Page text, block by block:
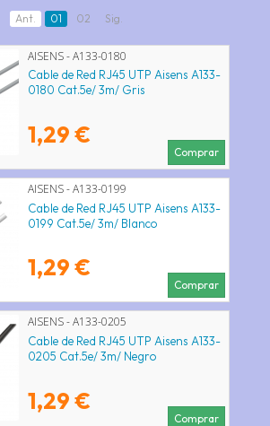
Ant. 01 02 Sig.
AISENS - A133-0180
Cable de Red RJ45 UTP Aisens A133-
0180 Cat.5e/ 3m/ Gris
1,29 €
Comprar
AISENS - A133-0199
Cable de Red RJ45 UTP Aisens A133-
0199 Cat.5e/ 3m/ Blanco
1,29 €
Comprar
AISENS - A133-0205
Cable de Red RJ45 UTP Aisens A133-
0205 Cat.5e/ 3m/ Negro
1,29 €
Comprar